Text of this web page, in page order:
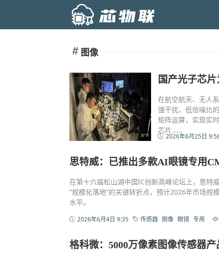
图像
国产光子芯
在航空航天、无人
强干扰、低信噪比
矩阵运算，实现实
芯片……
2026年6月25日
思特威：已推出多款AI眼镜专用
在第十六届松山湖中国IC创新高峰论坛上，思特
“规模化落地”的关键转折点，预计2026年市场
水平。
2026年6月4日 9:35 传感器 图像 眼镜 专用
格科微：5000万像素图像传感器